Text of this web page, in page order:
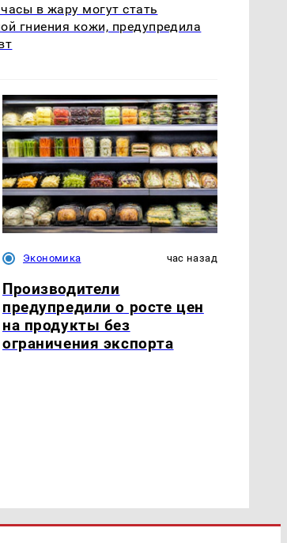
в жару могут стать
гниения кожи, предупредила
Экономика час назад
Производители
предупредили о росте цен
на продукты без
ограничения экспорта